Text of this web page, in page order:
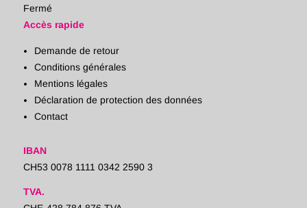
Fermé
Accès rapide
Demande de retour
Conditions générales
Mentions légales
Déclaration de protection des données
Contact
IBAN
CH53 0078 1111 0342 2590 3
TVA.